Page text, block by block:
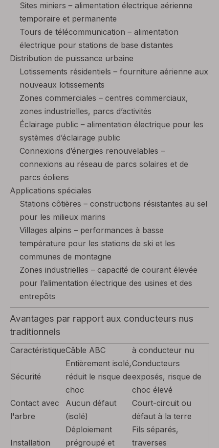
Sites miniers – alimentation électrique aérienne
temporaire et permanente
Tours de télécommunication – alimentation
électrique pour stations de base distantes
Distribution de puissance urbaine
Lotissements résidentiels – fourniture aérienne aux
nouveaux lotissements
Zones commerciales – centres commerciaux,
zones industrielles, parcs d’activités
Éclairage public – alimentation électrique pour les
systèmes d’éclairage public
Connexions d’énergies renouvelables –
connexions au réseau de parcs solaires et de
parcs éoliens
Applications spéciales
Stations côtières – constructions résistantes au sel
pour les milieux marins
Villages alpins – performances à basse
température pour les stations de ski et les
communes de montagne
Zones industrielles – capacité de courant élevée
pour l’alimentation électrique des usines et des
entrepôts
Avantages par rapport aux conducteurs nus
traditionnels
CaractéristiqueCâble ABC à conducteur nu
Sécurité
Entièrement isolé,
réduit le risque de
choc
Conducteurs
exposés, risque de
choc élevé
Contact avec
l'arbre
Aucun défaut
(isolé)
Court-circuit ou
défaut à la terre
Installation
Déploiement
prégroupé et
Fils séparés,
traverses